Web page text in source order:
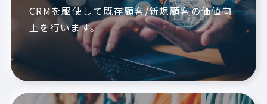
CRMを駆使して既存顧客/新規顧客の価値向
上を行います。